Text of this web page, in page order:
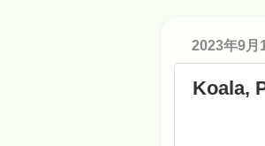
2023年9月
Koala,